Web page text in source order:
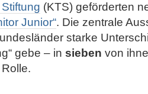
(KTS) geförderten
Junior“. Die zentrale
starke
gebe – in sieben von